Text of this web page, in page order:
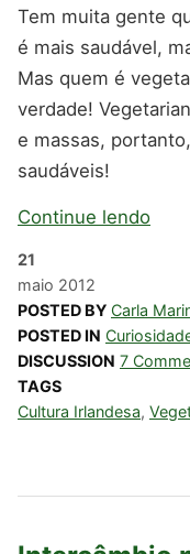
Tem muita gente
é mais saudável,
Mas quem é
verdade!
e massas,
saudáveis!
Continue lendo
21
maio 2012
POSTED BY Carla
POSTED IN
DISCUSSION 7
TAGS
Cultura Irlandesa,